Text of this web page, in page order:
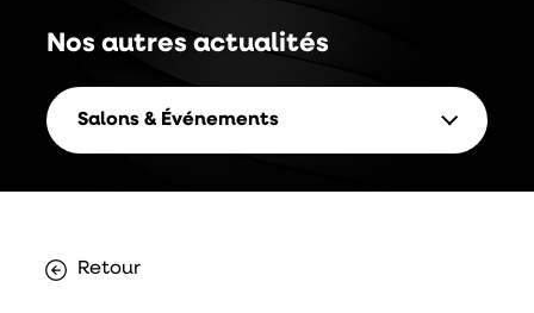
Nos autres actualités
Salons & Événements
Retour